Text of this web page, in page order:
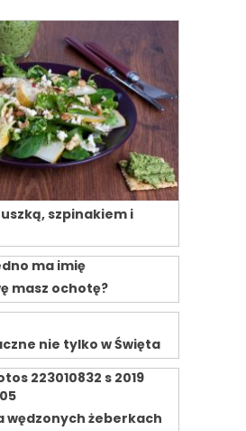
szpinakiem i
masz ochotę?
nie tylko w Święta
wędzonych żeberkach